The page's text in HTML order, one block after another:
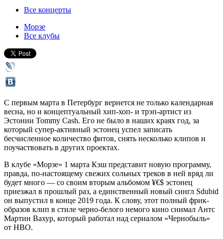
Все концерты
Морзе
Все клубы
С первым марта в Петербург вернется не только календарная
весна, но и концептуальный хип-хоп- и трэп-артист из
Эстонии Tommy Cash. Его не было в наших краях год, за
который супер-активный эстонец успел записать
бесчисленное количество фитов, снять несколько клипов и
поучаствовать в других проектах.
В клубе «Морзе» 1 марта Кэш представит новую программу,
правда, по-настоящему свежих сольных треков в ней вряд ли
будет много — со своим вторым альбомом ¥€$ эстонец
приезжал в прошлый раз, а единственный новый сингл Sdubid
он выпустил в конце 2019 года. К слову, этот полный фрик-
образов клип в стиле черно-белого немого кино снимал Антс
Мартин Вахур, который работал над сериалом «Чернобыль»
от HBO.